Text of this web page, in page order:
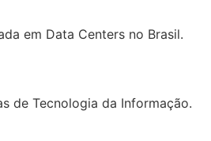
em Data Centers no Brasil.
de Tecnologia da Informação.